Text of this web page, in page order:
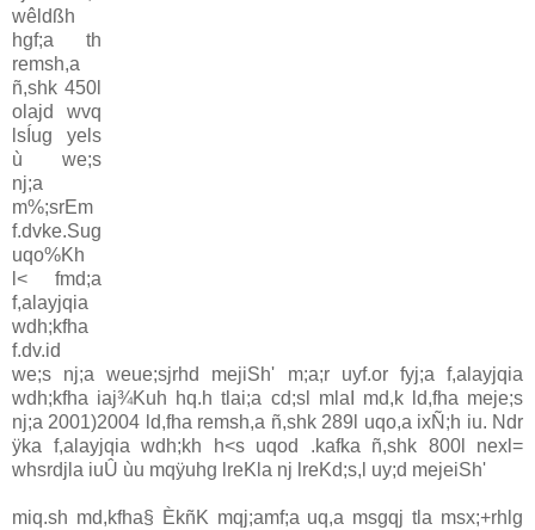
wêldßh
hgf;a th
remsh,a
ñ,shk 450l
olajd wvq
lsÍug yels
ù we;s
nj;a
m%;srEm
f.dvke.Sug
uqo%Kh
l< fmd;a
f,alayjqia
wdh;kfha
f.dv.id
we;s nj;a weue;sjrhd mejiSh' m;a;r uyf.or fyj;a f,alayjqia
wdh;kfha iaj¾Kuh hq.h tlai;a cd;sl mlaI md,k ld,fha meje;s
nj;a 2001)2004 ld,fha remsh,a ñ,shk 289l uqo,a ixÑ;h iu. Ndr
ÿka f,alayjqia wdh;kh h<s uqod .kafka ñ,shk 800l nexl=
whsrdjla iuÛ ùu mqÿuhg lreKla nj lreKd;s,l uy;d mejeiSh'
miq.sh md,kfha§ ÈkñK mqj;am‍f;a uq,a msgqj tla msx;+rhlg